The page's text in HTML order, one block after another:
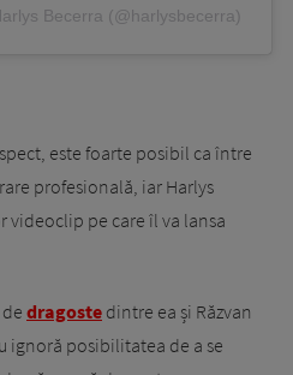
Becerra (@harlysbecerra)
este foarte posibil ca între
profesională, iar Harlys
videoclip pe care îl va lansa
dragoste dintre ea și Răzvan
ignoră posibilitatea de a se